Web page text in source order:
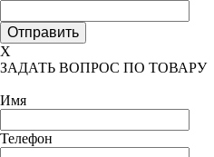
X
ЗАДАТЬ ВОПРОС ПО ТОВАРУ
Имя
Телефон